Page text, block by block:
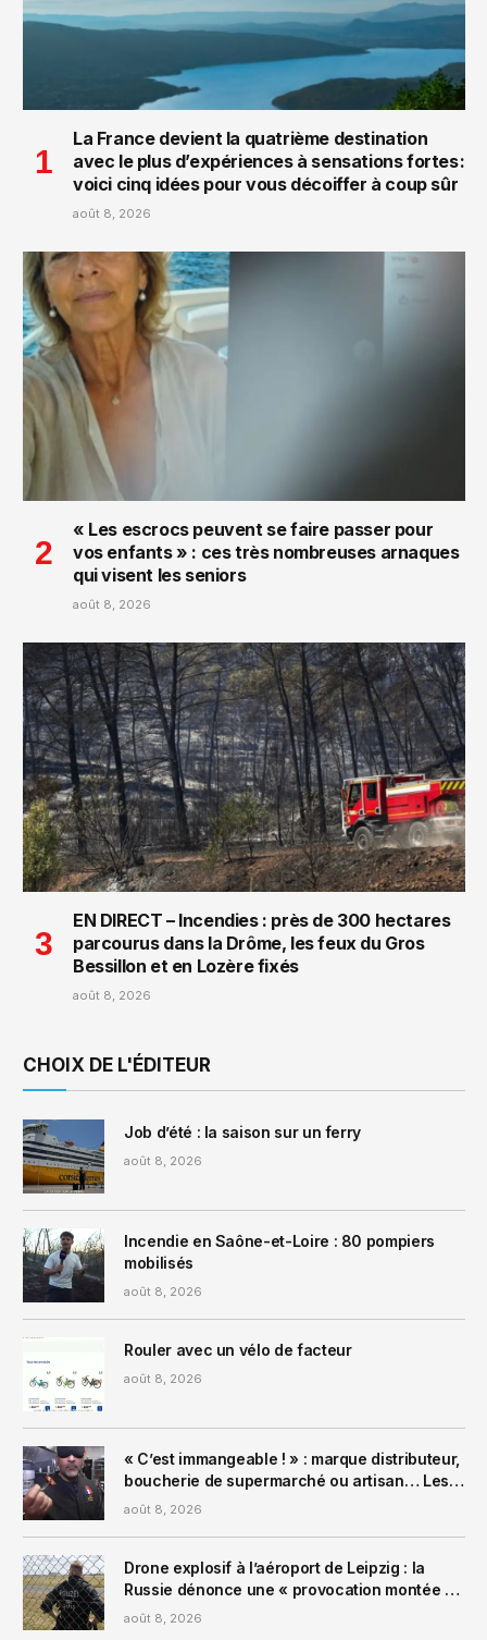
La France devient la quatrième destination
avec le plus d’expériences à sensations fortes :
voici cinq idées pour vous décoiffer à coup sûr
août 8, 2026
« Les escrocs peuvent se faire passer pour
vos enfants » : ces très nombreuses arnaques
qui visent les seniors
août 8, 2026
EN DIRECT – Incendies : près de 300 hectares
parcourus dans la Drôme, les feux du Gros
Bessillon et en Lozère fixés
août 8, 2026
CHOIX DE L'ÉDITEUR
Job d’été : la saison sur un ferry
août 8, 2026
Incendie en Saône-et-Loire : 80 pompiers
mobilisés
août 8, 2026
Rouler avec un vélo de facteur
août 8, 2026
« C’est immangeable ! » : marque distributeur,
boucherie de supermarché ou artisan… Les
merguez passent sur le gril !
août 8, 2026
Drone explosif à l’aéroport de Leipzig : la
Russie dénonce une « provocation montée de
toutes pièces » et accuse l’Ukraine
août 8, 2026